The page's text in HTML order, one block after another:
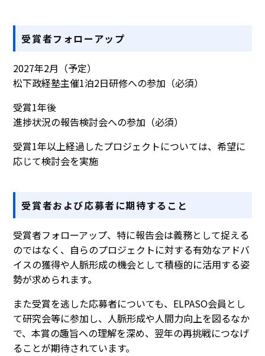
受賞者フォローアップ
2027年2月（予定）
松下政経塾主催1泊2日研修への参加（必須）
受賞1年後
進捗状況の報告検討会への参加（必須）
受賞1年以上経過したプロジェクトについては、希望に
応じて検討会を実施
受賞者および応募者に期待すること
受賞者フォローアップ、特に報告会は義務として捉える
のではなく、自らのプロジェクトに対する有効なアドバ
イスの獲得や人脈形成の機会として積極的に活用する姿
勢が求められます。
また受賞を逃した応募者についても、ELPASO会員とし
て研究会等に参加し、人脈形成や人間力向上を図るなか
で、本賞の趣旨への理解を深め、翌年の再挑戦につなげ
ることが期待されています。